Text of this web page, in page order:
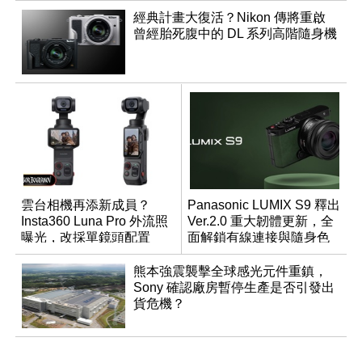
經典計畫大復活？Nikon 傳將重啟
曾經胎死腹中的 DL 系列高階隨身機
雲台相機再添新成員？
Insta360 Luna Pro 外流照
曝光，改採單鏡頭配置
Panasonic LUMIX S9 釋出
Ver.2.0 重大韌體更新，全
面解鎖有線連接與隨身色
調編輯
熊本強震襲擊全球感光元件重鎮，
Sony 確認廠房暫停生產是否引發出
貨危機？